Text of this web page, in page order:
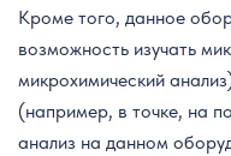
Кроме того, данное
возможность изучать
микрохимический
(например, в точке, на
анализ на данном